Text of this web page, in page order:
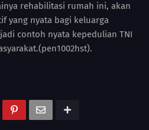
rehabilitasi rumah ini, akan
yang nyata bagi keluarga
contoh nyata kepedulian TNI